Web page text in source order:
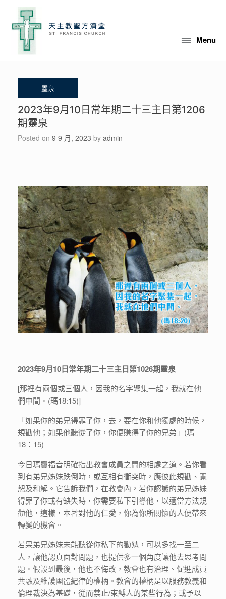
content
Menu
2023年9月10日常年期二十三主日第1206
期靈泉
Posted on 9 9 月, 2023 by admin
2023年9月10日常年期二十三主日第1026期靈泉
[那裡有兩個或三個人，因我的名字聚集一起，我就在他
們中間。(瑪18:15)]
「如果你的弟兄得罪了你，去，要在你和他獨處的時候，
規勸他；如果他聽從了你，你便賺得了你的兄弟」(瑪
18：15)
今日瑪竇福音明確指出教會成員之間的相處之道。若你看
到有弟兄姊妹跌倒時，或互相有衝突時，應彼此規勸、寬
恕及和解。它告訴我們，在教會內，若你認識的弟兄姊妹
得罪了你或有缺失時，你需要私下引導他，以適當方法規
勸他，這樣，本著對他的仁愛，你為你所關懷的人便帶來
轉變的機會。
若果弟兄姊妹未能聽從你私下的勸勉，可以多找一至二
人，讓他認真面對問題，也提供多一個角度讓他去思考問
題。假設到最後，他也不悔改，教會也有治理、促進成員
共融及維護團體紀律的權柄。教會的權柄是以服務教義和
倫理裁決為基礎，從而禁止/束縛人的某些行為；或予以